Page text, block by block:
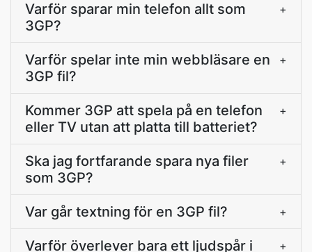
Varför sparar min telefon allt som
3GP?
+
Varför spelar inte min webbläsare en
3GP fil?
+
Kommer 3GP att spela på en telefon
eller TV utan att platta till batteriet?
+
Ska jag fortfarande spara nya filer
som 3GP?
+
Var går textning för en 3GP fil? +
Varför överlever bara ett ljudspår i
+